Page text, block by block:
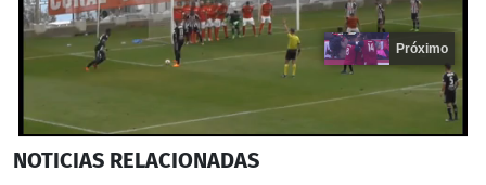
seconds
Próximo
NOTICIAS RELACIONADAS